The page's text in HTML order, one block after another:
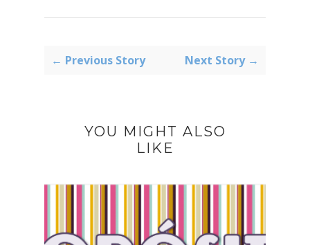
← Previous Story Next Story →
YOU MIGHT ALSO
LIKE